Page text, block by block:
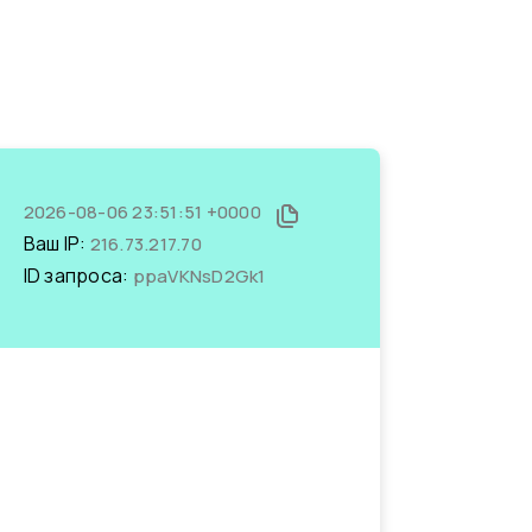
2026-08-06 23:51:51 +0000
Ваш IP: 216.73.217.70
ID запроса: ppaVKNsD2Gk1